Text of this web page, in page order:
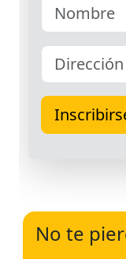
No te